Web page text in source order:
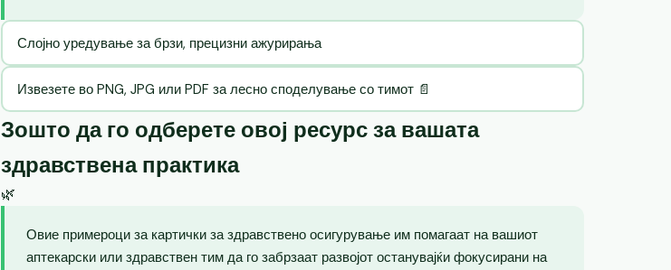
Слојно уредување за брзи, прецизни ажурирања
Извезете во PNG, JPG или PDF за лесно споделување со тимот 📄
Зошто да го одберете овој ресурс за вашата
здравствена практика
🌿
Овие примероци за картички за здравствено осигурување им помагаат на вашиот
аптекарски или здравствен тим да го забрзаат развојот останувајќи фокусирани на